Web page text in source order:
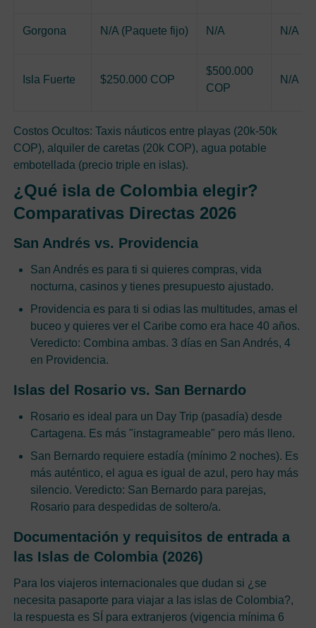
Gorgona N/A (Paquete fijo) N/A N/A
Isla Fuerte $250.000 COP
$500.000
COP
N/A
Costos Ocultos: Taxis náuticos entre playas (20k-50k
COP), alquiler de caretas (20k COP), agua potable
embotellada (precio triple en islas).
¿Qué isla de Colombia elegir?
Comparativas Directas 2026
San Andrés vs. Providencia
San Andrés es para ti si quieres compras, vida
nocturna, casinos y tienes presupuesto ajustado.
Providencia es para ti si odias las multitudes, amas el
buceo y quieres ver el Caribe como era hace 40 años.
Veredicto: Combina ambas. 3 días en San Andrés, 4
en Providencia.
Islas del Rosario vs. San Bernardo
Rosario es ideal para un Day Trip (pasadía) desde
Cartagena. Es más "instagrameable" pero más lleno.
San Bernardo requiere estadía (mínimo 2 noches). Es
más auténtico, el agua es igual de azul, pero hay más
silencio. Veredicto: San Bernardo para parejas,
Rosario para despedidas de soltero/a.
Documentación y requisitos de entrada a
las Islas de Colombia (2026)
Para los viajeros internacionales que dudan si ¿se
necesita pasaporte para viajar a las islas de Colombia?,
la respuesta es SÍ para extranjeros (vigencia mínima 6